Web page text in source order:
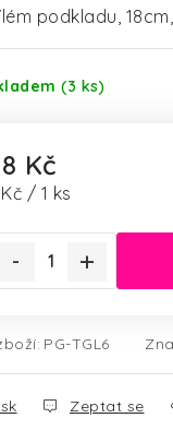
podkladu,
(3 ks)
Kč
cena:
/ 1 ks
PG-TGL6
Zeptat se